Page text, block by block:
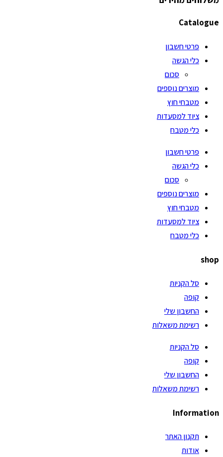
Catalogue
פרטי חשבון
כלי הגשה
סכום
מוצרים נוספים
מטבחי חוץ
ציוד למסעדות
כלי מטבח
פרטי חשבון
כלי הגשה
סכום
מוצרים נוספים
מטבחי חוץ
ציוד למסעדות
כלי מטבח
shop
סל הקניות
קופה
החשבון שלי
רשימת משאלות
סל הקניות
קופה
החשבון שלי
רשימת משאלות
Information
תקנון האתר
אודות